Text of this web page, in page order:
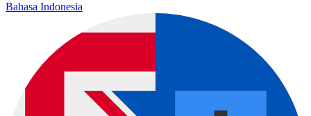
Bahasa Indonesia